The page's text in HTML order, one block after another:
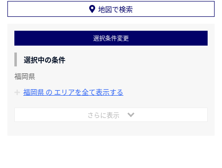
地図で検索
選択条件変更
選択中の条件
福岡県
福岡県 の エリアを全て表示する
さらに表示